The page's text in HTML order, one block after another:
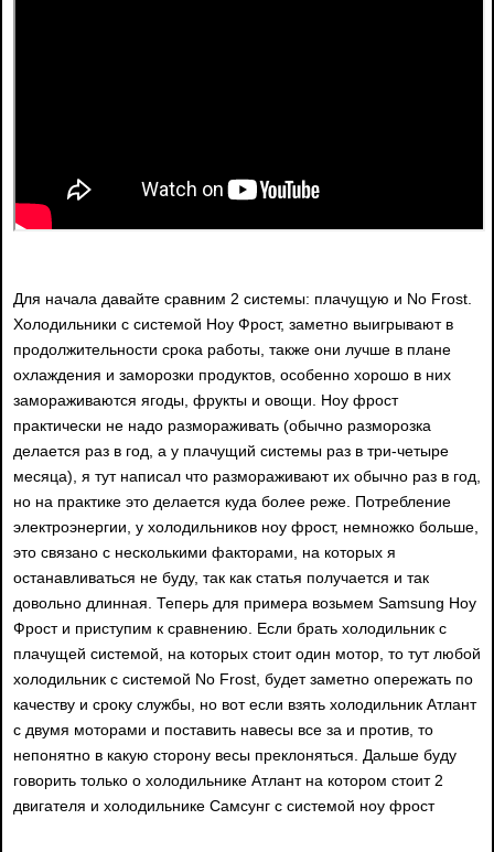
Для начала давайте сравним 2 системы: плачущую и No Frost.
Холодильники с системой Ноу Фрост, заметно выигрывают в
продолжительности срока работы, также они лучше в плане
охлаждения и заморозки продуктов, особенно хорошо в них
замораживаются ягоды, фрукты и овощи. Ноу фрост
практически не надо размораживать (обычно разморозка
делается раз в год, а у плачущий системы раз в три-четыре
месяца), я тут написал что размораживают их обычно раз в год,
но на практике это делается куда более реже. Потребление
электроэнергии, у холодильников ноу фрост, немножко больше,
это связано с несколькими факторами, на которых я
останавливаться не буду, так как статья получается и так
довольно длинная. Теперь для примера возьмем Samsung Ноу
Фрост и приступим к сравнению. Если брать холодильник с
плачущей системой, на которых стоит один мотор, то тут любой
холодильник с системой No Frost, будет заметно опережать по
качеству и сроку службы, но вот если взять холодильник Атлант
с двумя моторами и поставить навесы все за и против, то
непонятно в какую сторону весы преклоняться. Дальше буду
говорить только о холодильнике Атлант на котором стоит 2
двигателя и холодильнике Самсунг с системой ноу фрост